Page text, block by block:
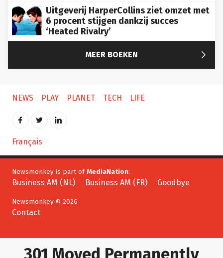
Uitgeverij HarperCollins ziet omzet met
6 procent stijgen dankzij succes
‘Heated Rivalry’
MEER BOEKEN 
NEWS PLAY PLANET TECH LIFE
Français
Newsmonkey is part of MediaNation
Business AM (NL) Business AM (FR) Goodbye
Newsmonkey © 2026
Contact
301 Moved Permanently